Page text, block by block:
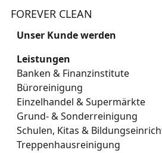
FOREVER CLEAN
Unser Kunde werden
Leistungen
Banken & Finanzinstitute
Büroreinigung
Einzelhandel & Supermärkte
Grund- & Sonderreinigung
Schulen, Kitas &
Treppenhausreinigung